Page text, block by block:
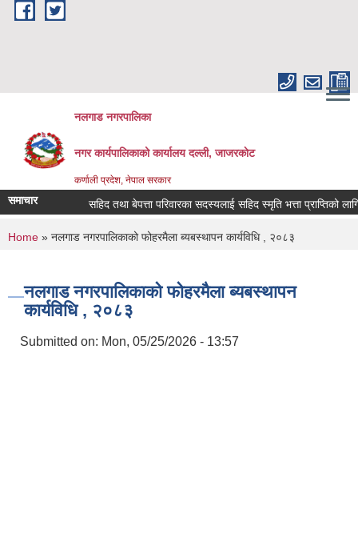
Skip to main content
नलगाड नगरपालिका
नगर कार्यपालिकाको कार्यालय दल्ली, जाजरकाेट
कर्णाली प्रदेश, नेपाल सरकार
समाचार सहिद तथा बेपत्ता परिवारका सदस्यलाई सहिद स्मृति भत्ता प्राप्तिको लागि
You are here
Home » नलगाड नगरपालिकाको फोहरमैला ब्यबस्थापन कार्यविधि , २०८३
नलगाड नगरपालिकाको फोहरमैला ब्यबस्थापन
कार्यविधि , २०८३
Submitted on: Mon, 05/25/2026 - 13:57